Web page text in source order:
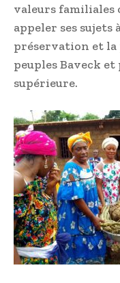
valeurs familiales
appeler ses
préservation et la
peuples Baveck et
supérieure.